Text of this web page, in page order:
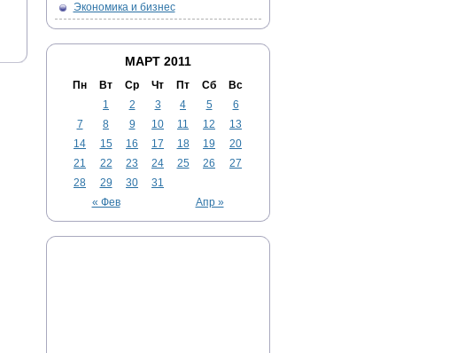
Экономика и бизнес
МАРТ 2011
Пн Вт Ср Чт Пт Сб Вс
« Фев Апр »
1 2 3 4 5
6
7
8 9 10 11 12
13
14
15 16 17 18 19
20
21
22 23 24 25 26
27
28
29 30 31